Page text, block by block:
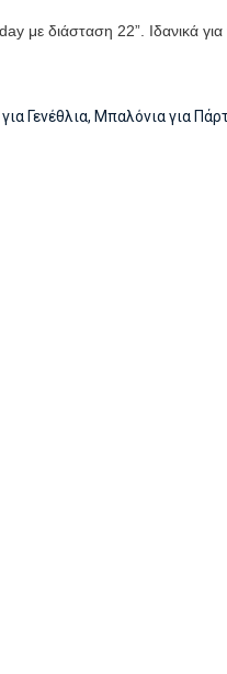
με διάσταση 22”. Ιδανικά
Γενέθλια, Μπαλόνια για